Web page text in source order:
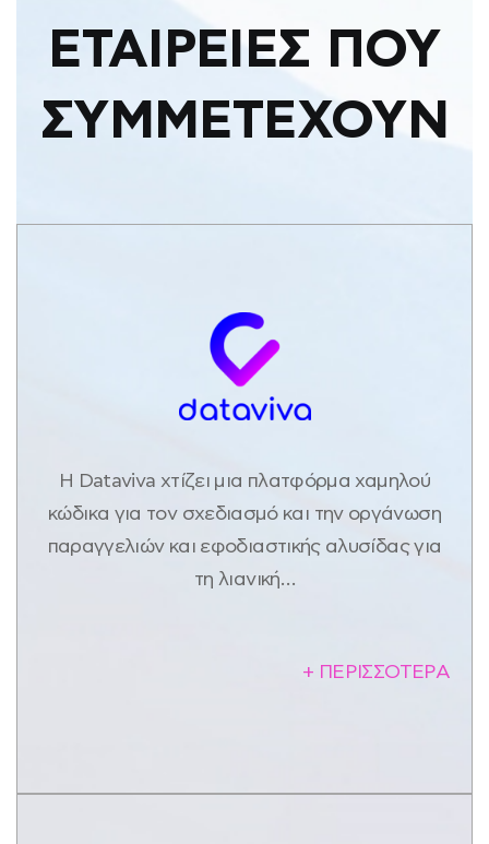
ΕΤΑΙΡΕΙΕΣ ΠΟΥ
ΣΥΜΜΕΤΕΧΟΥΝ
Η Dataviva χτίζει μια πλατφόρμα χαμηλού
κώδικα για τον σχεδιασμό και την οργάνωση
παραγγελιών και εφοδιαστικής αλυσίδας για
τη λιανική…
+ ΠΕΡΙΣΣΟΤΕΡΑ